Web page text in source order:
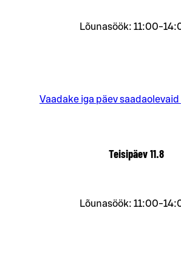
Lõunasöök: 11:00-
Vaadake iga päev
Teisipäev11.8
Lõunasöök: 11:00-